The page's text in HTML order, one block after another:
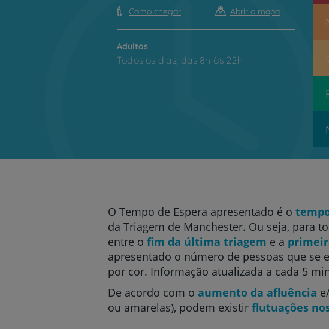
Como chegar Abrir o mapa
Adultos
Todos os dias, das 8h às 22h
O Tempo de Espera apresentado é o
da Triagem de Manchester. Ou seja, para
entre o fim da última triagem e a
apresentado o número de pessoas que se
por cor. Informação atualizada a cada 5
De acordo com o aumento da afluência
ou amarelas), podem existir flutuações